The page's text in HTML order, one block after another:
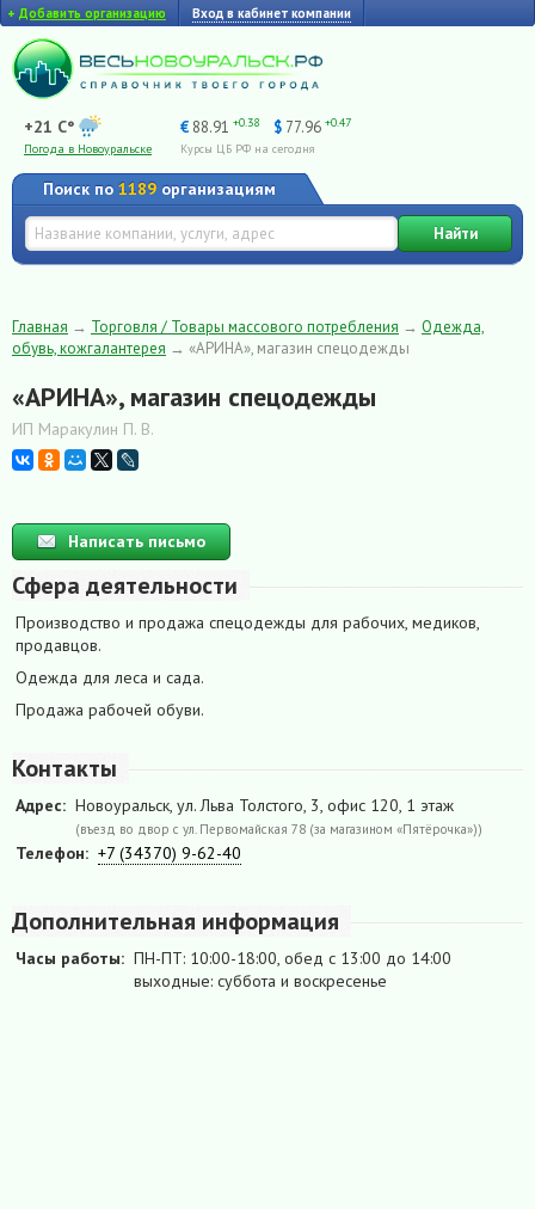
+ Добавить организацию Вход в кабинет компании
+21 C°
Погода в Новоуральске
€ 88.91 +0.38 $ 77.96 +0.47
Курсы ЦБ РФ на сегодня
Поиск по 1189 организациям
Найти
Главная → Торговля / Товары массового потребления → Одежда,
обувь, кожгалантерея → «АРИНА», магазин спецодежды
«АРИНА», магазин спецодежды
ИП Маракулин П. В.
Написать письмо
Сфера деятельности
Производство и продажа спецодежды для рабочих, медиков,
продавцов.
Одежда для леса и сада.
Продажа рабочей обуви.
Контакты
Адрес: Новоуральск, ул. Льва Толстого, 3, офис 120, 1 этаж
(въезд во двор с ул. Первомайская 78 (за магазином «Пятёрочка»))
Телефон: +7 (34370) 9-62-40
Дополнительная информация
Часы работы: ПН-ПТ: 10:00-18:00, обед с 13:00 до 14:00
выходные: суббота и воскресенье